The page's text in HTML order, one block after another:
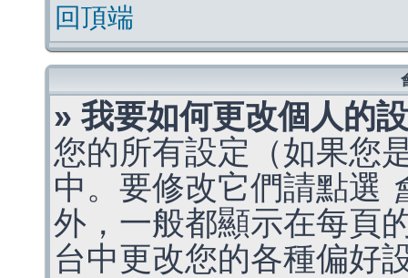
回頂端
» 我要如何更改個人的
您的所有設定（如果您
中。要修改它們請點選
外，一般都顯示在每頁
台中更改您的各種偏好